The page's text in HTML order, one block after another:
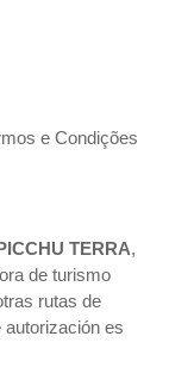
e Condições
TERRA,
de turismo
rutas de
es